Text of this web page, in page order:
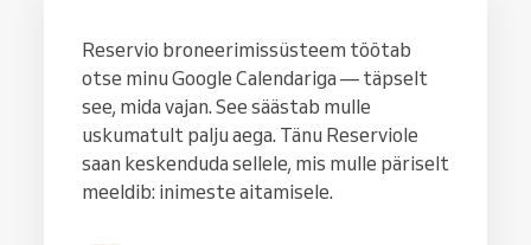
Reservio broneerimissüsteem töötab
otse minu Google Calendariga — täpselt
see, mida vajan. See säästab mulle
uskumatult palju aega. Tänu Reserviole
saan keskenduda sellele, mis mulle päriselt
meeldib: inimeste aitamisele.